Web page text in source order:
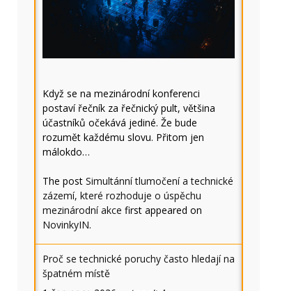
Když se na mezinárodní konferenci
postaví řečník za řečnický pult, většina
účastníků očekává jediné. Že bude
rozumět každému slovu. Přitom jen
málokdo…
The post Simultánní tlumočení a technické
zázemí, které rozhoduje o úspěchu
mezinárodní akce first appeared on
NovinkyIN.
Proč se technické poruchy často hledají na
špatném místě